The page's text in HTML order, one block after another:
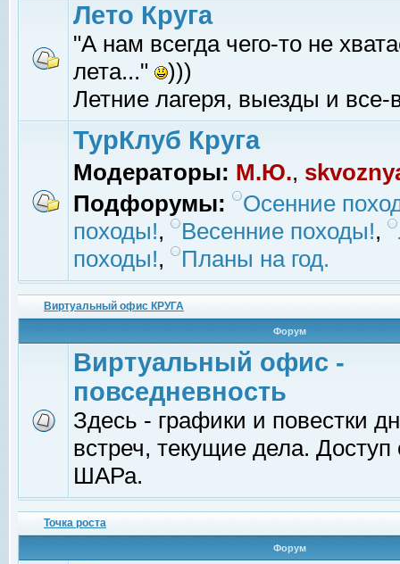
Лето Круга
"А нам всегда чего-то не
лета..."
)))
Летние лагеря, выезды и все-
ТурКлуб Круга
Модераторы: М.Ю.,
Подфорумы:
Осенние
походы!, Весенние походы!,
походы!, Планы на год.
Виртуальный офис КРУГА
Форум
Виртуальный офис -
повседневность
Здесь - графики и повестки
встреч, текущие дела.
ШАРа.
Точка роста
Форум